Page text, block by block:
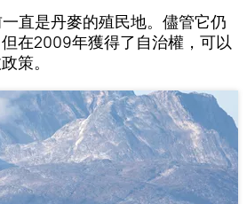
直是丹麥的殖民地。儘管它仍
在2009年獲得了自治權，可以
策。